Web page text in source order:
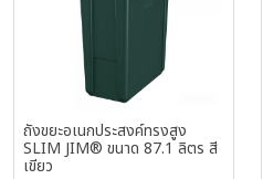
ถังขยะอเนกประสงค์ทรงสูง
SLIM JIM® ขนาด 87.1 ลิตร สี
เขียว